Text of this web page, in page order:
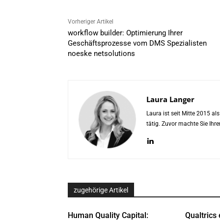
Vorheriger Artikel
workflow builder: Optimierung Ihrer
Geschäftsprozesse vom DMS Spezialisten
noeske netsolutions
Laura Langer
Laura ist seit Mitte 2015
tätig. Zuvor machte Sie
zugehörige Artikel
Human Quality Capital: Qualtrics